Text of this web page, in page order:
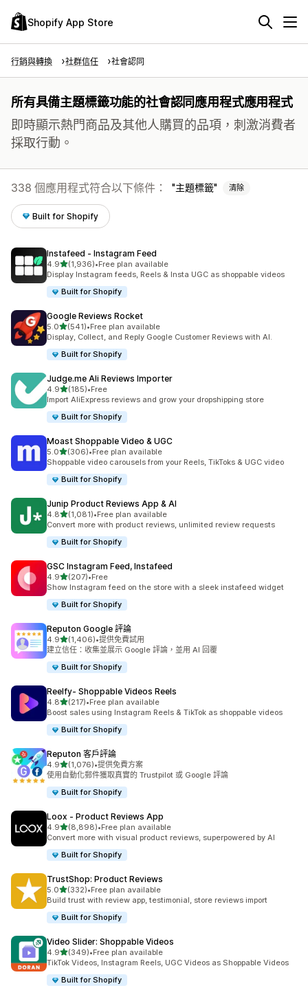
Shopify App Store
行銷與轉換 社群信任 社會認同
所有具備主題標籤功能的社會認同應用程式應用程式
即時顯示熱門商品及其他人購買的品項，刺激消費者
採取行動。
338 個應用程式符合以下條件： 主題標籤 清除
Built for Shopify
Instafeed ‑ Instagram Feed
4.9滿分 5 顆星
(1,936)
共有 1936 則評價
•Free plan available
Display Instagram feeds, Reels & Insta UGC as shoppable videos
Built for Shopify
Google Reviews Rocket
5.0滿分 5 顆星
(541)
共有 541 則評價
•Free plan available
Display, Collect, and Reply Google Customer Reviews with AI.
Built for Shopify
Judge.me Ali Reviews Importer
4.9滿分 5 顆星
(185)
共有 185 則評價
•Free
Import AliExpress reviews and grow your dropshipping store
Built for Shopify
Moast Shoppable Video & UGC
5.0滿分 5 顆星
(306)
共有 306 則評價
•Free plan available
Shoppable video carousels from your Reels, TikToks & UGC video
Built for Shopify
Junip Product Reviews App & AI
4.8滿分 5 顆星
(1,081)
共有 1081 則評價
•Free plan available
Convert more with product reviews, unlimited review requests
Built for Shopify
GSC Instagram Feed, Instafeed
4.9滿分 5 顆星
(207)
共有 207 則評價
•Free
Show Instagram feed on the store with a sleek instafeed widget
Built for Shopify
Reputon Google 評論
4.9滿分 5 顆星
(1,406)
共有 1406 則評價
•提供免費試用
建立信任：收集並展示 Google 評論，並用 AI 回覆
Built for Shopify
Reelfy‑ Shoppable Videos Reels
4.8滿分 5 顆星
(217)
共有 217 則評價
•Free plan available
Boost sales using Instagram Reels & TikTok as shoppable videos
Built for Shopify
Reputon 客戶評論
4.9滿分 5 顆星
(1,076)
共有 1076 則評價
•提供免費方案
使用自動化郵件獲取真實的 Trustpilot 或 Google 評論
Built for Shopify
Loox ‑ Product Reviews App
4.9滿分 5 顆星
(8,898)
共有 8898 則評價
•Free plan available
Convert more with visual product reviews, superpowered by AI
Built for Shopify
TrustShop: Product Reviews
5.0滿分 5 顆星
(332)
共有 332 則評價
•Free plan available
Build trust with review app, testimonial, store reviews import
Built for Shopify
Video Slider: Shoppable Videos
4.9滿分 5 顆星
(349)
共有 349 則評價
•Free plan available
TikTok Videos, Instagram Reels, UGC Videos as Shoppable Videos
Built for Shopify